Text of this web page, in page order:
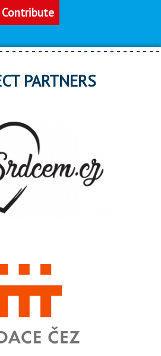
Contribute
PARTNERS